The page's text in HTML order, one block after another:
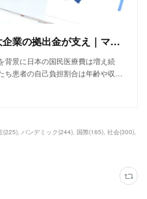
膨らむ日本の医療費、大企業の拠出金が支え｜マネーコラム｜NIKKEI STYLE
背景に日本の国民医療費は増え続
ち患者の自己負担割合は年齢や収…
(225) パンデミック(244) 国際(165) 社会(300)